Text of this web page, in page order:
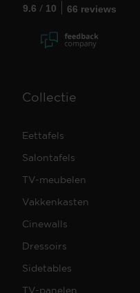
9.6 / 10 66 reviews
Collectie
Eettafels
Salontafels
TV-meubelen
Vakkenkasten
Cinewalls
Dressoirs
Sidetables
TV-panelen